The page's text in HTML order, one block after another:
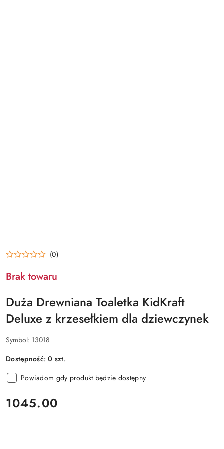
(0)
Brak towaru
Duża Drewniana Toaletka KidKraft
Deluxe z krzesełkiem dla dziewczynek
Symbol: 13018
Dostępność:0 szt.
Powiadom gdy produkt będzie dostępny
cena:
1045.00